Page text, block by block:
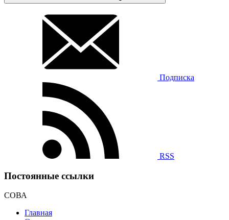
Подписка
RSS
Постоянные ссылки
СОВА
Главная